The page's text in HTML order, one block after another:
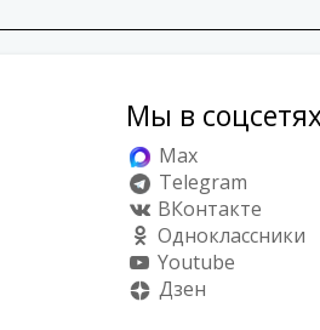
Мы в
Max
Telegram
ВКонтакте
Одноклассники
Youtube
Дзен